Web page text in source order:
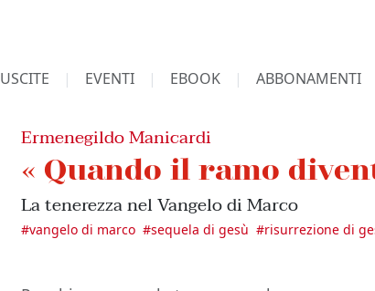
USCITE EVENTI EBOOK ABBONAMENTI
Ermenegildo Manicardi
« Quando il ramo
La tenerezza nel Vangelo di Marco
#vangelo di marco #sequela di gesù #risurrezione di